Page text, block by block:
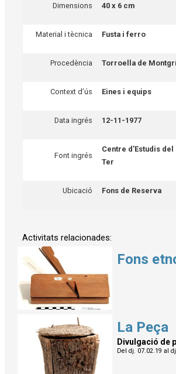
Dimensions 40 x 6 cm
Material i tècnica Fusta i ferro
Procedència Torroella de
Context d’ús Eines i equips
Data ingrés 12-11-1977
Font ingrés
Centre d'Estudis
Ter
Ubicació Fons de Reserva
Activitats relacionades:
Fons
La Peça
Divulgació de
Del dj. 07.02.19 al